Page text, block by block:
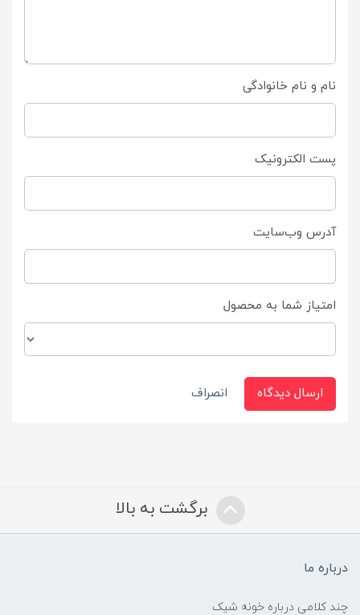
نام و نام خانوادگی
پست الکترونیک
آدرس وب‌سایت
امتیاز شما به محصول
ارسال دیدگاه انصراف
برگشت به بالا
درباره ما
چند کلامی درباره خونه شیک